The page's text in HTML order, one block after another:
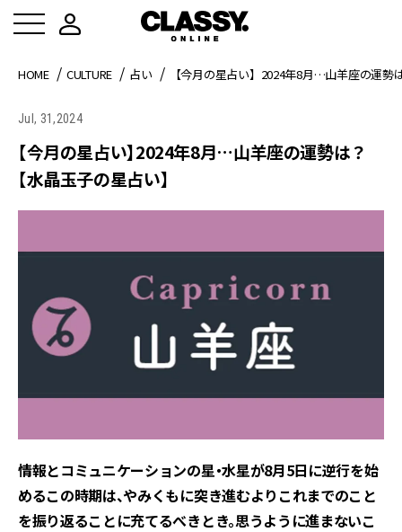
HOME CULTURE 占い 【今月の星占い】2024年8月…山羊座の運勢
Jul, 31,2024
【今月の星占い】2024年8月…山羊座の運勢は？
【水晶玉子の星占い】
情報とコミュニケーションの星・水星が8月5日に逆行を始
めるこの時期は、やみくもに突き進むよりこれまでのこと
を振り返ることに充てるべきとき。思うように進まないこ